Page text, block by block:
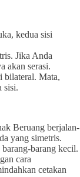
kedua sisi
Jika Anda
akan serasi.
bilateral. Mata,
sisi.
Beruang berjalan-
yang simetris.
barang kecil.
cara
cetakan